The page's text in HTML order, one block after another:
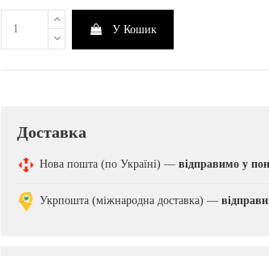
У Кошик
Доставка
Нова пошта (по Україні) — відправимо у
Укрпошта (міжнародна доставка) —